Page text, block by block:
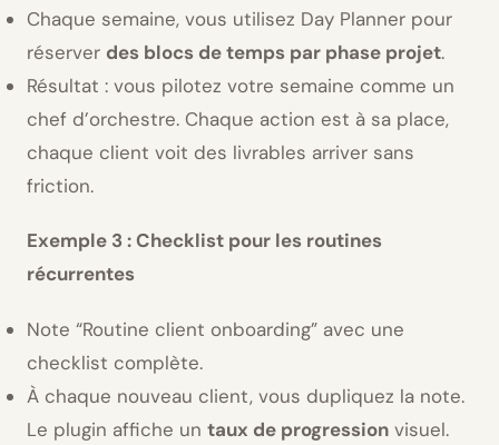
Chaque semaine, vous utilisez Day Planner pour
réserver des blocs de temps par phase projet.
Résultat : vous pilotez votre semaine comme un
chef d’orchestre. Chaque action est à sa place,
chaque client voit des livrables arriver sans
friction.
Exemple 3 : Checklist pour les routines
récurrentes
Note “Routine client onboarding” avec une
checklist complète.
À chaque nouveau client, vous dupliquez la note.
Le plugin affiche un taux de progression visuel.